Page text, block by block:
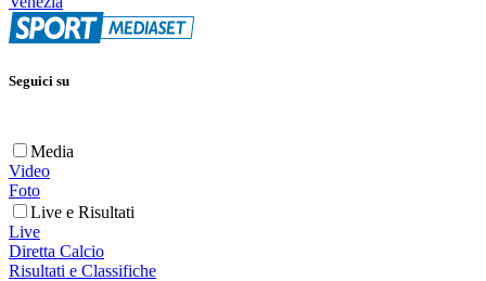
Seguici su
Media
Video
Foto
Live e Risultati
Live
Diretta Calcio
Risultati e Classifiche